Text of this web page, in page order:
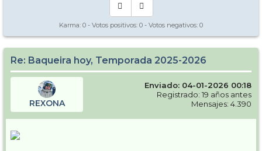
Karma: 0 - Votos positivos: 0 - Votos negativos: 0
Re: Baqueira hoy, Temporada 2025-2026
REXONA
Enviado: 04-01-2026 00:18
Registrado: 19 años antes
Mensajes: 4.390